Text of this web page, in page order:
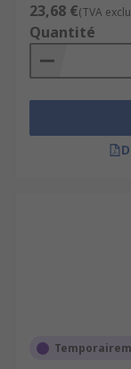
23,68 €(TVA
Quantité